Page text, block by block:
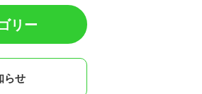
リー
らせ